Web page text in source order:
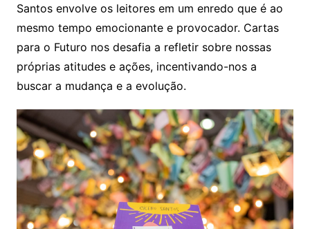
Santos envolve os leitores em um enredo que é ao
mesmo tempo emocionante e provocador. Cartas
para o Futuro nos desafia a refletir sobre nossas
próprias atitudes e ações, incentivando-nos a
buscar a mudança e a evolução.